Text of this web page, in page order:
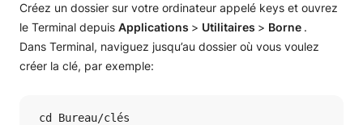
Créez un dossier sur votre ordinateur appelé keys et ouvrez
le Terminal depuis Applications > Utilitaires > Borne .
Dans Terminal, naviguez jusqu’au dossier où vous voulez
créer la clé, par exemple:
cd Bureau/clés